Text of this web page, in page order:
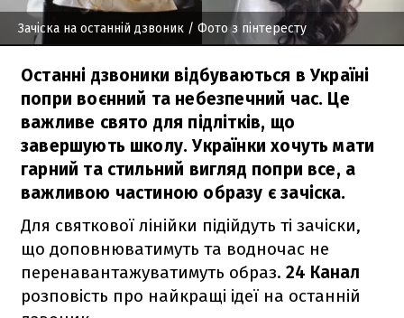
Зачіска на останній дзвоник / Фото з пінтересту
Останні дзвоники відбуваються в Україні
попри воєнний та небезпечний час. Це
важливе свято для підлітків, що
завершують школу. Українки хочуть мати
гарний та стильний вигляд попри все, а
важливою частиною образу є зачіска.
Для святкової лінійки підійдуть ті зачіски,
що доповнюватимуть та водночас не
перенавантажуватимуть образ. 24 Канал
розповість про найкращі ідеї на останній